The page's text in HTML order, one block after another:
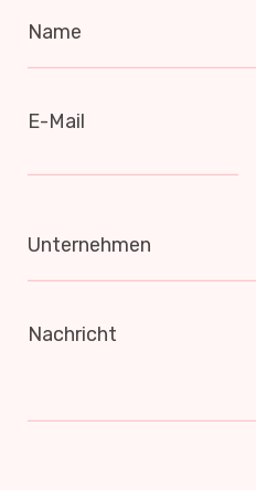
Name
E-Mail
Unternehmen
Nachricht